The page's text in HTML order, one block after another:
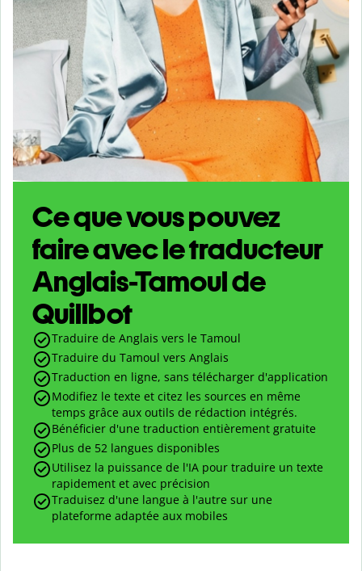
Ce que vous pouvez
faire avec le traducteur
Anglais-Tamoul de
Quillbot
Traduire de Anglais vers le Tamoul
Traduire du Tamoul vers Anglais
Traduction en ligne, sans télécharger d'application
Modifiez le texte et citez les sources en même
temps grâce aux outils de rédaction intégrés.
Bénéficier d'une traduction entièrement gratuite
Plus de 52 langues disponibles
Utilisez la puissance de l'IA pour traduire un texte
rapidement et avec précision
Traduisez d'une langue à l'autre sur une
plateforme adaptée aux mobiles